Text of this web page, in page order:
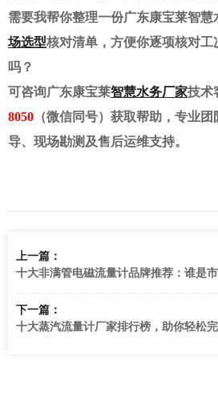
需要我帮你整理一份广东康宝莱智慧
场选型核对清单，方便你逐项核对
吗？
可咨询广东康宝莱智慧水务厂家技术
8050 （微信同号）获取帮助，专业
导、现场勘测及售后运维支持。
上一篇：
十大非满管电磁流量计品牌推荐：谁是
下一篇：
十大蒸汽流量计厂家排行榜，助你轻松完